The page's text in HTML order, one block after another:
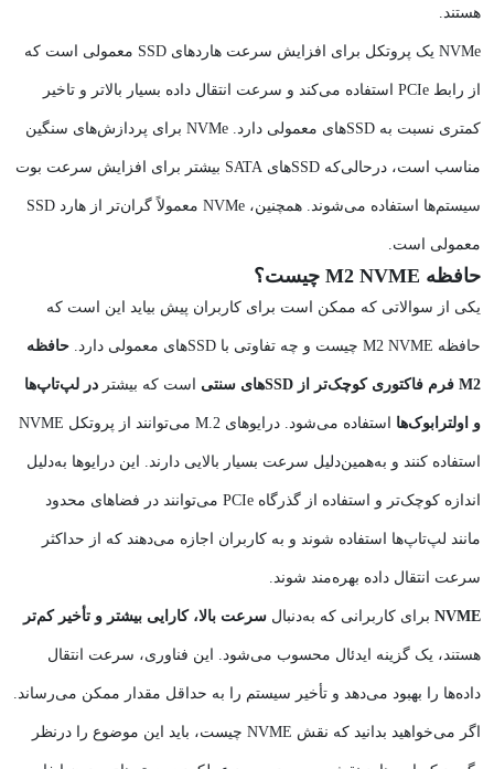
هستند.
NVMe یک پروتکل برای افزایش سرعت هاردهای SSD معمولی است که
از رابط PCIe استفاده می‌کند و سرعت انتقال داده بسیار بالاتر و تاخیر
کمتری نسبت به SSD‌های معمولی دارد. NVMe برای پردازش‌های سنگین
مناسب است، درحالی‌که SSD‌های SATA بیشتر برای افزایش سرعت بوت
معمولی است.
حافظه M2 NVME چیست؟
یکی از سوالاتی که ممکن است برای کاربران پیش بیاید این است که
حافظه M2 NVME چیست و چه تفاوتی با SSD‌های معمولی دارد. حافظه
M2 فرم فاکتوری کوچک‌تر از SSD‌های سنتی است که بیشتر در لپ‌تاپ‌ها
و اولترابوک‌ها استفاده می‌شود. درایوهای M.2 می‌توانند از پروتکل NVME
استفاده کنند و به‌همین‌دلیل سرعت بسیار بالایی دارند. این درایوها به‌دلیل
اندازه کوچک‌تر و استفاده از گذرگاه PCIe می‌توانند در فضاهای محدود
مانند لپ‌تاپ‌ها استفاده شوند و به کاربران اجازه می‌دهند که از حداکثر
سرعت انتقال داده بهره‌مند شوند.
NVME برای کاربرانی که به‌دنبال سرعت بالا، کارایی بیشتر و تأخیر کم‌تر
هستند، یک گزینه ایدئال محسوب می‌شود. این فناوری، سرعت انتقال
داده‌ها را بهبود می‌دهد و تأخیر سیستم را به حداقل مقدار ممکن می‌رساند.
اگر می‌خواهید بدانید که نقش NVME چیست، باید این موضوع را درنظر